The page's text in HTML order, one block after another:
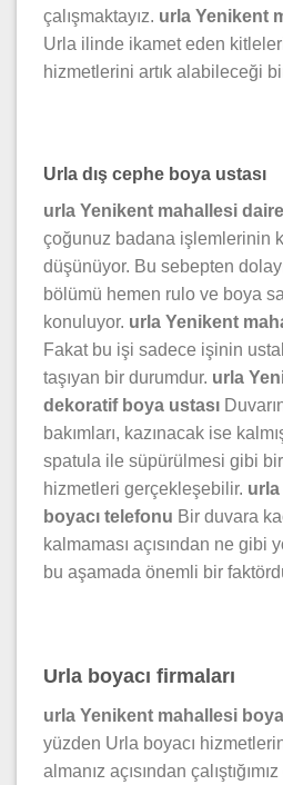
çalışmaktayız. urla Yenikent
Urla ilinde ikamet eden
hizmetlerini artık alabileceği
Urla dış cephe boya ustası
urla Yenikent mahallesi
çoğunuz badana işlemlerinin
düşünüyor. Bu sebepten
bölümü hemen rulo ve boya
konuluyor. urla Yenikent
Fakat bu işi sadece işinin
taşıyan bir durumdur. urla
dekoratif boya ustası
bakımları, kazınacak ise
spatula ile süpürülmesi gibi
hizmetleri gerçekleşebilir.
boyacı telefonu Bir duvara
kalmaması açısından ne gibi
bu aşamada önemli bir
Urla boyacı firmaları
urla Yenikent mahallesi
yüzden Urla boyacı
almanız açısından